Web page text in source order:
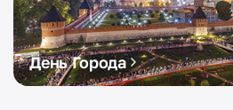
День Города